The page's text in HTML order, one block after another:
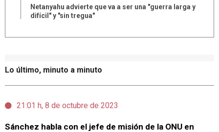
Lo último, minuto a minuto
21:01 h, 8 de octubre de 2023
Sánchez habla con el jefe de misión de la ONU en
Netanyahu advierte que va a ser una "guerra larga y
difícil" y "sin tregua"